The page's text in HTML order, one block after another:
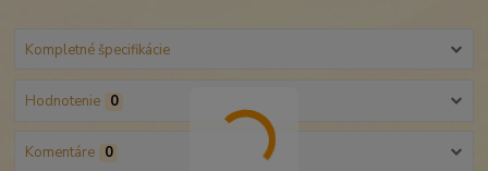
Kompletné špecifikácie
Hodnotenie 0
Komentáre 0